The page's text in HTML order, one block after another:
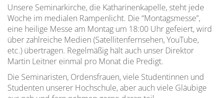
Dimension
der
Priesterausbildung
Menschliche
Reifung
Lebens
Studium
Die
Prüfungszeit
Lehramtliche
Dokumente
Totius
Pastores
Dabo
vobis
Rahmenordnung
für
Spiritualität
Kreuzkirche
Kreuzweg
Vize-
Spiritual
Unsere
Gemeinschaft…
Anreise
Unsere Seminarkirche, die Katharinenkapelle, steht jede
Woche im medialen Rampenlicht. Die “Montagsmesse”,
eine heilige Messe am Montag um 18:00 Uhr gefeiert, wird
über zahlreiche Medien (Satellitenfernsehen, YouTube,
etc.) übertragen. Regelmäßig hält auch unser Direktor
Martin Leitner einmal pro Monat die Predigt.
Die Seminaristen, Ordensfrauen, viele Studentinnen und
Studenten unserer Hochschule, aber auch viele Gläubige